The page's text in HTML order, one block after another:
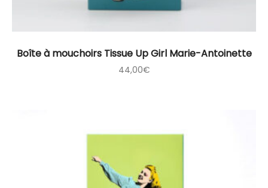
Boîte à mouchoirs Tissue Up Girl Marie-Antoinette
44,00€